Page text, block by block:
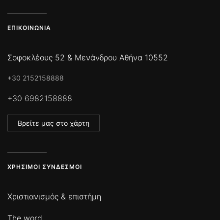
ΕΠΙΚΟΙΝΩΝΊΑ
Σοφοκλέους 52 & Μενάνδρου Αθήνα 10552
+30 2152158888
+30 6982158888
Βρείτε μας στο χάρτη
ΧΡΉΣΙΜΟΙ ΣΎΝΔΕΣΜΟΙ
Χριστιανισμός & επιστήμη
The word